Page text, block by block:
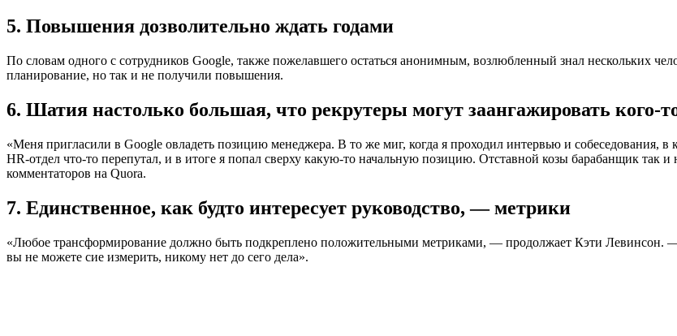
5. Повышения дозволительно ждать годами
По словам одного с сотрудников Google, также пожелавшего остаться анонимным, возлюбленный знал нескольких
планирование, но так и не получили повышения.
6. Шатия настолько большая, что рекрутеры могут заангажировать кого-
«Меня пригласили в Google овладеть позицию менеджера. В то же миг, когда я проходил интервью и собеседования,
HR-отдел что-то перепутал, и в итоге я попал сверху какую-то начальную позицию. Отставной козы барабанщик
комментаторов на Quora.
7. Единственное, как будто интересует руководство, — метрики
«Любое трансформирование должно быть подкреплено положительными метриками, — продолжает Кэти Левинсон. —
вы не можете сие измерить, никому нет до сего дела».